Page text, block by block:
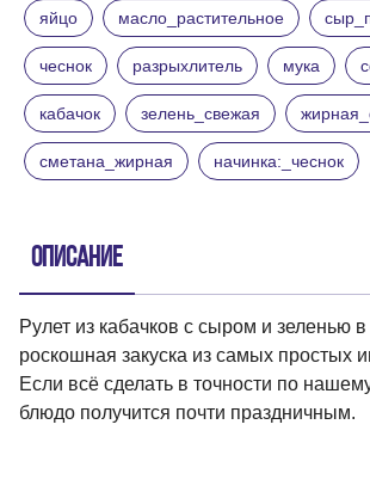
яйцо масло_растительное
чеснок разрыхлитель мука
кабачок зелень_свежая
сметана_жирная начинка:_чеснок
Описание
Рулет из кабачков с сыром и зеленью в
роскошная закуска из самых простых
Если всё сделать в точности по
блюдо получится почти праздничным.